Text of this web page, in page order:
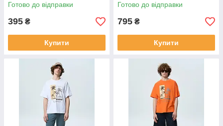
Готово до відправки
395 ₴
Купити
Готово до відправки
795 ₴
Купити